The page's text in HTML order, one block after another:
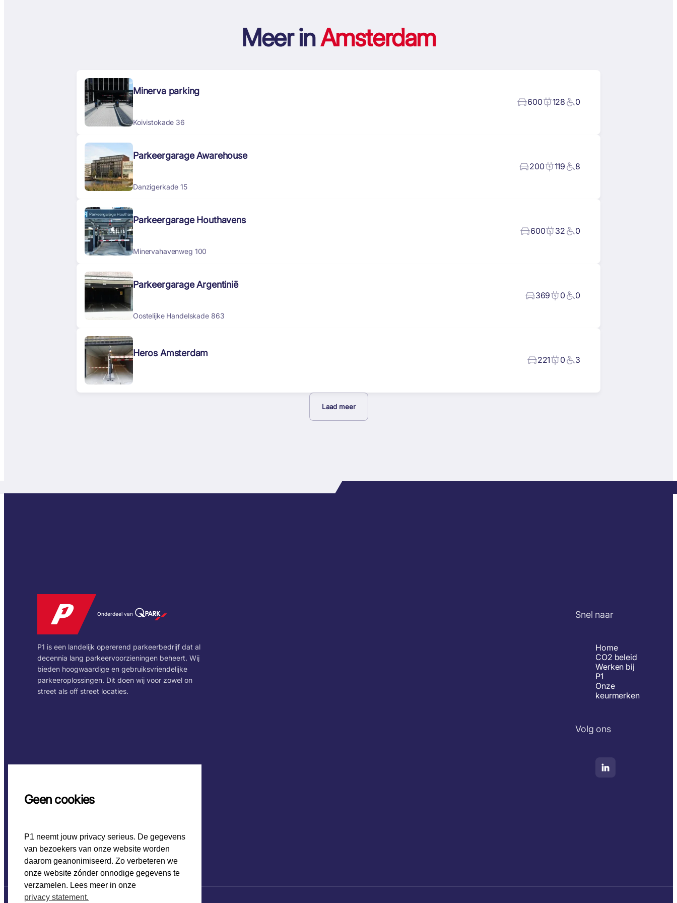
Geen cookies
P1 neemt jouw privacy serieus. De gegevens
van bezoekers van onze website worden
daarom geanonimiseerd. Zo verbeteren we
onze website zónder onnodige gegevens te
verzamelen. Lees meer in onze
privacy statement.
Meer inAmsterdam
Minerva parking
Koivistokade 36
600 128 0
Parkeergarage Awarehouse
Danzigerkade 15
200 119 8
Parkeergarage Houthavens
Minervahavenweg 100
600 32 0
Parkeergarage Argentinië
Oostelijke Handelskade 863
369 0 0
Heros Amsterdam
221 0 3
Laad meer
Onderdeel van
P1 is een landelijk opererend parkeerbedrijf dat al
decennia lang parkeervoorzieningen beheert. Wij
bieden hoogwaardige en gebruiksvriendelijke
parkeeroplossingen. Dit doen wij voor zowel on
street als off street locaties.
Snel naar
Home
CO2 beleid
Werken bij
P1
Onze
keurmerken
Volg ons